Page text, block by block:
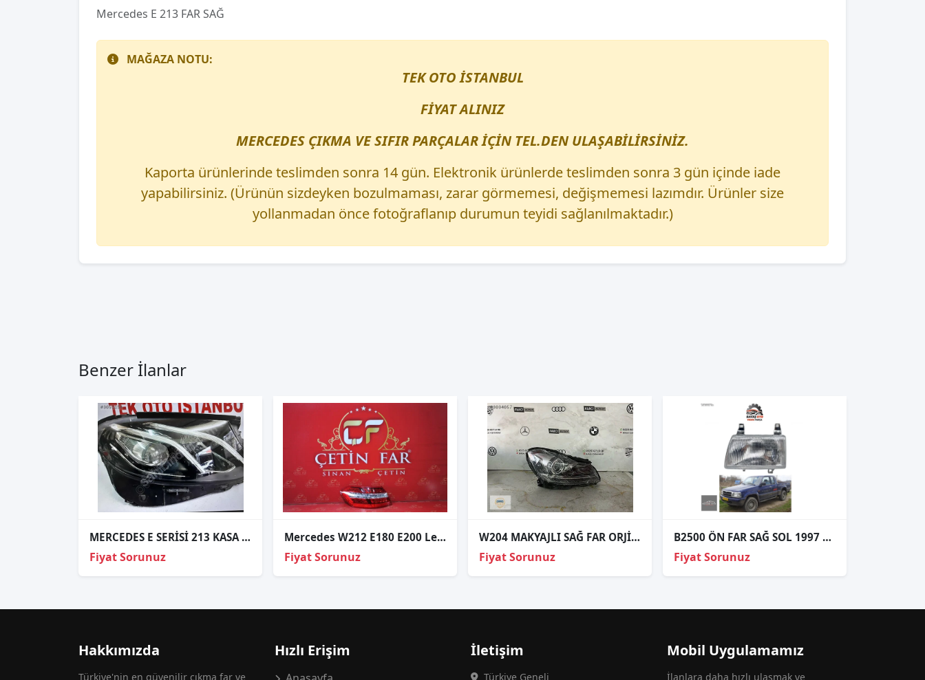
Mercedes E 213 FAR SAĞ
MAĞAZA NOTU:
TEK OTO İSTANBUL
FİYAT ALINIZ
MERCEDES ÇIKMA VE SIFIR PARÇALAR İÇİN TEL.DEN ULAŞABİLİRSİNİZ.
Kaporta ürünlerinde teslimden sonra 14 gün. Elektronik ürünlerde teslimden sonra 3 gün içinde iade
yapabilirsiniz. (Ürünün sizdeyken bozulmaması, zarar görmemesi, değişmemesi lazımdır. Ürünler size
yollanmadan önce fotoğraflanıp durumun teyidi sağlanılmaktadır.)
Benzer İlanlar
MERCEDES E SERİSİ 213 KASA SAĞ XENON FAR
Fiyat Sorunuz
Mercedes W212 E180 E200 Led Sol Diş Stop Sıfır Ulo
Fiyat Sorunuz
W204 MAKYAJLI SAĞ FAR ORJİNAL
Fiyat Sorunuz
B2500 ÖN FAR SAĞ SOL 1997 1998
Fiyat Sorunuz
Hakkımızda
Türkiye'nin en güvenilir çıkma far ve
Hızlı Erişim İletişim
Türkiye Geneli
Mobil Uygulamamız
İlanlara daha hızlı ulaşmak ve